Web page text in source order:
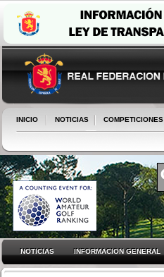
INICIO NOTICIAS COMPETICIONES
NOTICIAS INFORMACION GENERAL